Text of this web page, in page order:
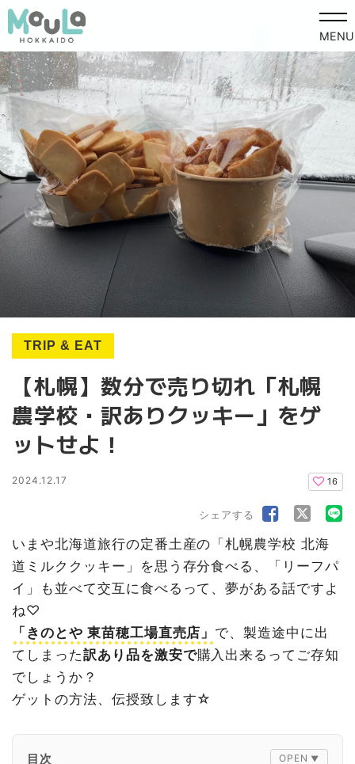
MENU
TRIP & EAT
【札幌】数分で売り切れ「札幌
農学校・訳ありクッキー」をゲ
ットせよ！
2024.12.17 16
シェアする
いまや北海道旅行の定番土産の「札幌農学校 北海
道ミルククッキー」を思う存分食べる、「リーフパ
イ」も並べて交互に食べるって、夢がある話ですよ
ね♡
「きのとや 東苗穂工場直売店」 で、製造途中に出
てしまった訳あり品を激安で購入出来るってご存知
でしょうか？
ゲットの方法、伝授致します☆
目次